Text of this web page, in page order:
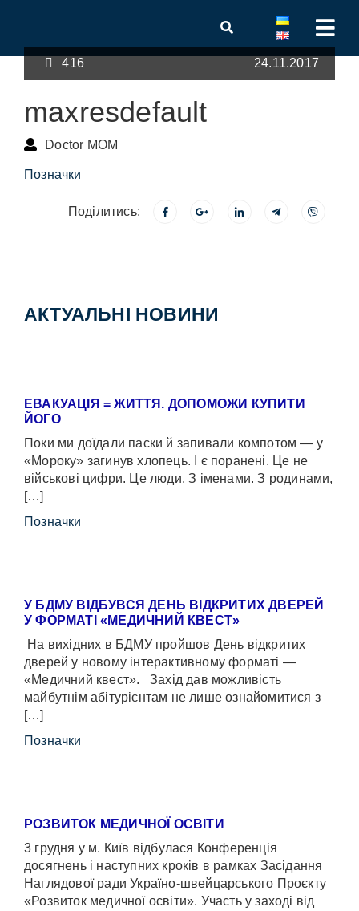
416 24.11.2017
maxresdefault
Doctor MOM
Позначки
Поділитись:
АКТУАЛЬНІ НОВИНИ
ЕВАКУАЦІЯ = ЖИТТЯ. ДОПОМОЖИ КУПИТИ
ЙОГО
Поки ми доїдали паски й запивали компотом — у
«Мороку» загинув хлопець. І є поранені. Це не
військові цифри. Це люди. З іменами. З родинами,
[…]
Позначки
У БДМУ ВІДБУВСЯ ДЕНЬ ВІДКРИТИХ ДВЕРЕЙ
У ФОРМАТІ «МЕДИЧНИЙ КВЕСТ»
На вихідних в БДМУ пройшов День відкритих
дверей у новому інтерактивному форматі —
«Медичний квест». Захід дав можливість
майбутнім абітурієнтам не лише ознайомитися з
[…]
Позначки
РОЗВИТОК МЕДИЧНОЇ ОСВІТИ
3 грудня у м. Київ відбулася Конференція
досягнень і наступних кроків в рамках Засідання
Наглядової ради Україно-швейцарського Проєкту
«Розвиток медичної освіти». Участь у заході від